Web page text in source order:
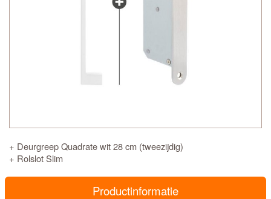
+ Deurgreep Quadrate wit 28 cm (tweezijdig)
+ Rolslot Slim
Productinformatie